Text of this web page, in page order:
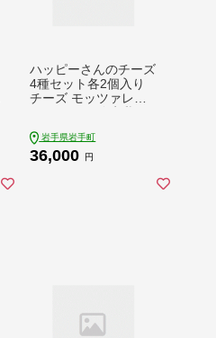
ハッピーさんのチーズ
4種セット各2個入り
チーズ モッツァレラ
生乳 乳 国産 国産チー
ズ 食べ比べ セット 詰
岩手県岩手町
36,000 円